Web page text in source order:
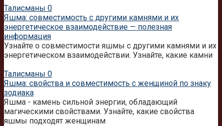
Талисманы 0
Яшма: совместимость с другими камнями и их
энергетическое взаимодействие — полезная
информация
Узнайте о совместимости яшмы с другими камнями и их
энергетическом взаимодействии. Узнайте, какие камни
Талисманы 0
Яшма: свойства и совместимость с женщиной по знаку
зодиака
Яшма - камень сильной энергии, обладающий
магическими свойствами. Узнайте, какие свойства
яшмы подходят женщинам